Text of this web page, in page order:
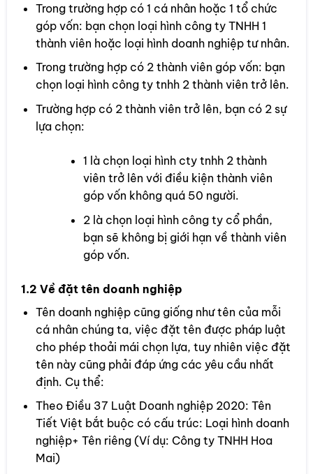
Trong trường hợp có 1 cá nhân hoặc 1 tổ chức
góp vốn: bạn chọn loại hình công ty TNHH 1
thành viên hoặc loại hình doanh nghiệp tư nhân.
Trong trường hợp có 2 thành viên góp vốn: bạn
chọn loại hình công ty tnhh 2 thành viên trở lên.
Trường hợp có 2 thành viên trở lên, bạn có 2 sự
lựa chọn:
1 là chọn loại hình cty tnhh 2 thành
viên trở lên với điều kiện thành viên
góp vốn không quá 50 người.
2 là chọn loại hình công ty cổ phần,
bạn sẽ không bị giới hạn về thành viên
góp vốn.
1.2 Về đặt tên doanh nghiệp
Tên doanh nghiệp cũng giống như tên của mỗi
cá nhân chúng ta, việc đặt tên được pháp luật
cho phép thoải mái chọn lựa, tuy nhiên việc đặt
tên này cũng phải đáp ứng các yêu cầu nhất
định. Cụ thể:
Theo Điều 37 Luật Doanh nghiệp 2020: Tên
Tiết Việt bắt buộc có cấu trúc: Loại hình doanh
nghiệp+ Tên riêng (Ví dụ: Công ty TNHH Hoa
Mai)